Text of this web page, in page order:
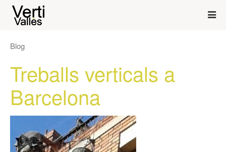
Blog
Treballs verticals a
Barcelona